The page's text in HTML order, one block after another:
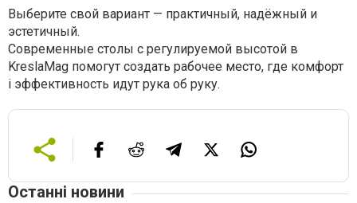
Выберите свой вариант — практичный, надёжный и
эстетичный.
Современные столы с регулируемой высотой в
KreslaMag помогут создать рабочее место, где комфорт
і эффективность идут рука об руку.
Останні новини